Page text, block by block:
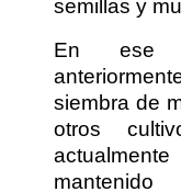
semillas y
En ese
siembra de
otros